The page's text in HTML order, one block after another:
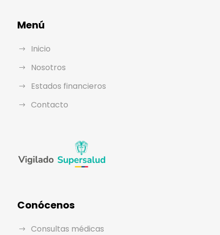
Menú
Inicio
Nosotros
Estados financieros
Contacto
Conócenos
Consultas médicas